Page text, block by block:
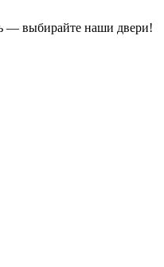
— выбирайте наши двери!